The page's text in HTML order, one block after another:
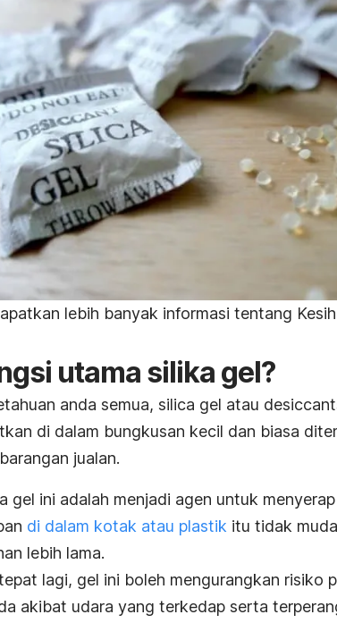
lebih banyak informasi tentang
utama silika gel?
anda semua, silica gel atau
di dalam bungkusan kecil dan biasa
jualan.
gel ini adalah menjadi agen untuk
di dalam kotak atau plastik itu tidak
lebih lama.
lagi, gel ini boleh mengurangkan risiko
akibat udara yang terkedap serta